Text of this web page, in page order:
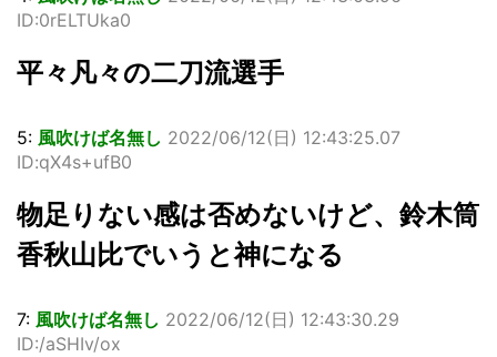
ID:0rELTUka0
平々凡々の二刀流選手
5: 風吹けば名無し 2022/06/12(日) 12:43:25.07
ID:qX4s+ufB0
物足りない感は否めないけど、鈴木筒
香秋山比でいうと神になる
7: 風吹けば名無し 2022/06/12(日) 12:43:30.29
ID:/aSHIv/ox